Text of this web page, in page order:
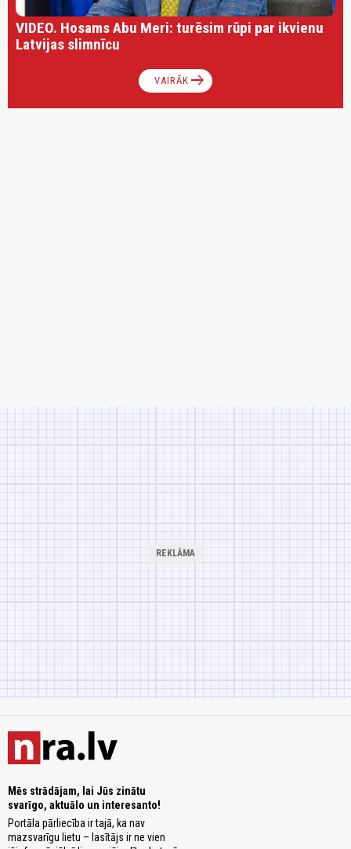
VIDEO. Hosams Abu Meri: turēsim rūpi par ikvienu
Latvijas slimnīcu
VAIRĀK arrow_right_alt
Mēs strādājam, lai Jūs zinātu
svarīgo, aktuālo un interesanto!
Portāla pārliecība ir tajā, ka nav
mazsvarīgu lietu – lasītājs ir ne vien